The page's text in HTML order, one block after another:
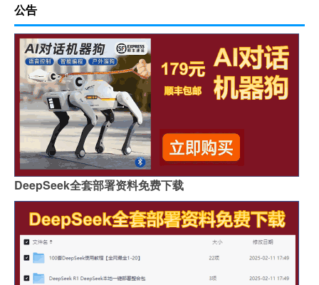
公告
DeepSeek全套部署资料免费下载